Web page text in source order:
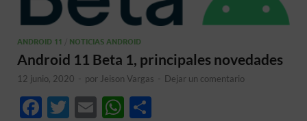
ANDROID 11 NOTICIAS ANDROID
Android 11 Beta 1, principales novedades
12 junio, 2020 - por Jeison Vargas - Dejar un comentario
F
T
E
W